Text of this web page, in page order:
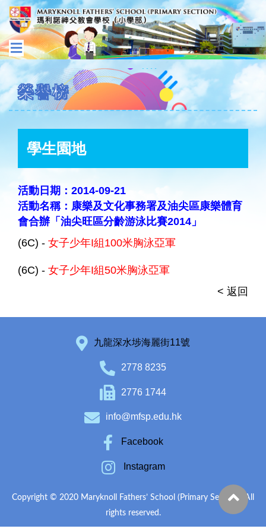
榮譽榜
學生園地
活動日期：2014-09-21
活動名稱：康樂及文化事務署及油尖區康樂體育
會合辦「油尖旺區分齡游泳比賽2014」
(6C) - 女子少年I組100米胸泳亞軍
(6C) - 女子少年I組50米胸泳亞軍
< 返回
九龍深水埗海麗街11號
2778 8235
2776 1744
info@mfsp.edu.hk
Facebook
Instagram
Copyright © 2020 Maryknoll Fathers’ School (Primary Section). All
rights reserved.